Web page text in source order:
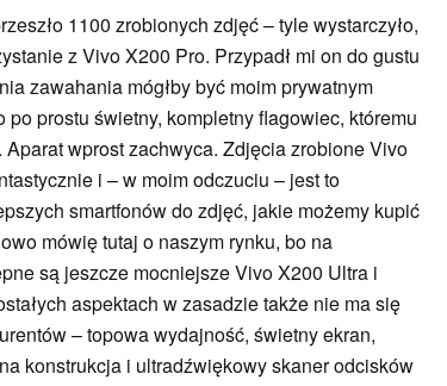
1100 zrobionych zdjęć – tyle wystarczyło,
z Vivo X200 Pro. Przypadł mi on do gustu
zawahania mógłby być moim prywatnym
po prostu świetny, kompletny flagowiec, któremu
wprost zachwyca. Zdjęcia zrobione Vivo
i – w moim odczuciu – jest to
smartfonów do zdjęć, jakie możemy kupić
mówię tutaj o naszym rynku, bo na
są jeszcze mocniejsze Vivo X200 Ultra i
aspektach w zasadzie także nie ma się
– topowa wydajność, świetny ekran,
konstrukcja i ultradźwiękowy skaner odcisków